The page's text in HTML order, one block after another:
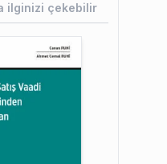
ilginizi çekebilir